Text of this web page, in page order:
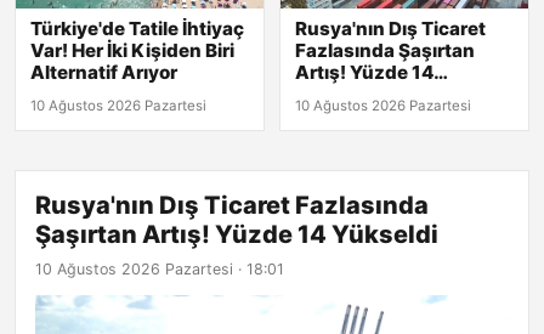
Türkiye'de Tatile İhtiyaç
Var! Her İki Kişiden Biri
Alternatif Arıyor
10 Ağustos 2026 Pazartesi
Rusya'nın Dış Ticaret
Fazlasında Şaşırtan
Artış! Yüzde 14
Yükseldi
10 Ağustos 2026 Pazartesi
Rusya'nın Dış Ticaret Fazlasında
Şaşırtan Artış! Yüzde 14 Yükseldi
10 Ağustos 2026 Pazartesi · 18:01